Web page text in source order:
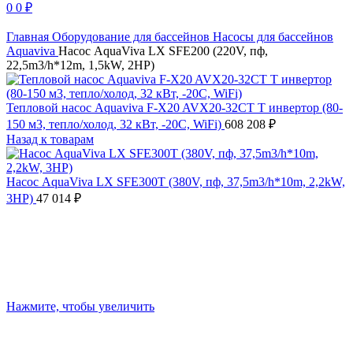
0 0 ₽
Главная Оборудование для бассейнов Насосы для бассейнов
Aquaviva Насос AquaViva LX SFE200 (220V, пф,
22,5m3/h*12m, 1,5kW, 2HP)
Тепловой насос Aquaviva F-X20 AVX20-32CT T инвертор (80-
150 м3, тепло/холод, 32 кВт, -20С, WiFi) 608 208 ₽
Назад к товарам
Насос AquaViva LX SFE300T (380V, пф, 37,5m3/h*10m, 2,2kW,
3HP) 47 014 ₽
Нажмите, чтобы увеличить